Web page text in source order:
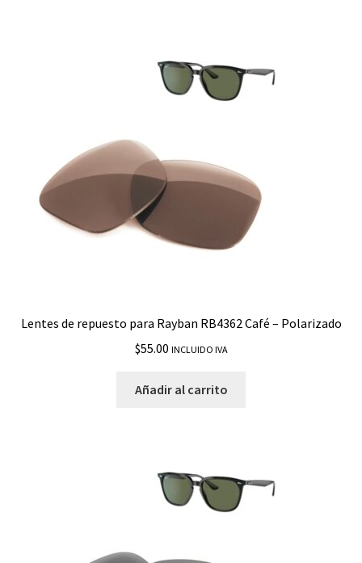
Lentes de repuesto para Rayban RB4362 Café – Polarizado
$55.00 INCLUIDO IVA
Añadir al carrito